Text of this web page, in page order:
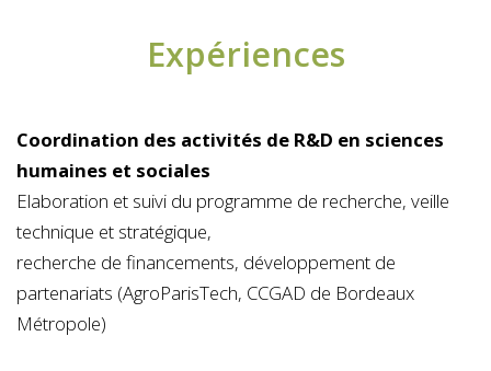
Expériences
Coordination des activités de R&D en sciences
humaines et sociales
Elaboration et suivi du programme de recherche, veille
technique et stratégique,
recherche de financements, développement de
partenariats (AgroParisTech, CCGAD de Bordeaux
Métropole)